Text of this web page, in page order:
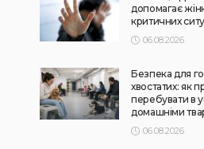
допомагає
критичних
06.08.2026
Безпека для
хвостатих: як
перебувати в
домашніми
06.08.2026